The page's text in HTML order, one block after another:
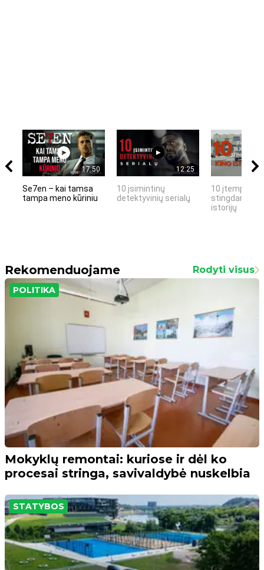
17:50
Se7en – kai tamsa
tampa meno kūriniu
12:25
10 įsimintinų
detektyvinių serialų
10 įtemptų,
stingdančių
istorijų
Rekomenduojame Rodyti visus
POLITIKA
Mokyklų remontai: kuriose ir dėl ko
procesai stringa, savivaldybė nuskelbia
STATYBOS